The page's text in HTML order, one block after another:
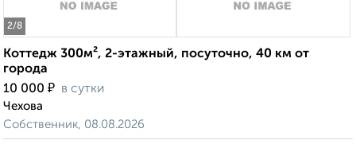
2/8
Коттедж 300м², 2-этажный, посуточно, 40 км от
города
10 000 ₽ в сутки
Чехова
Собственник, 08.08.2026